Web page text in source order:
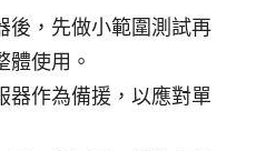
後，先做小範圍測試再
體使用。
器作為備援，以應對單